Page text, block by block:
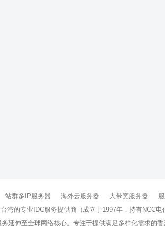
站群多IP服务器 海外云服务器 大带宽服务器
湾的专业IDC服务提供商（成立于1997年，持有NCC
延伸至全球网络核心。专注于提供满足多样化需求的香